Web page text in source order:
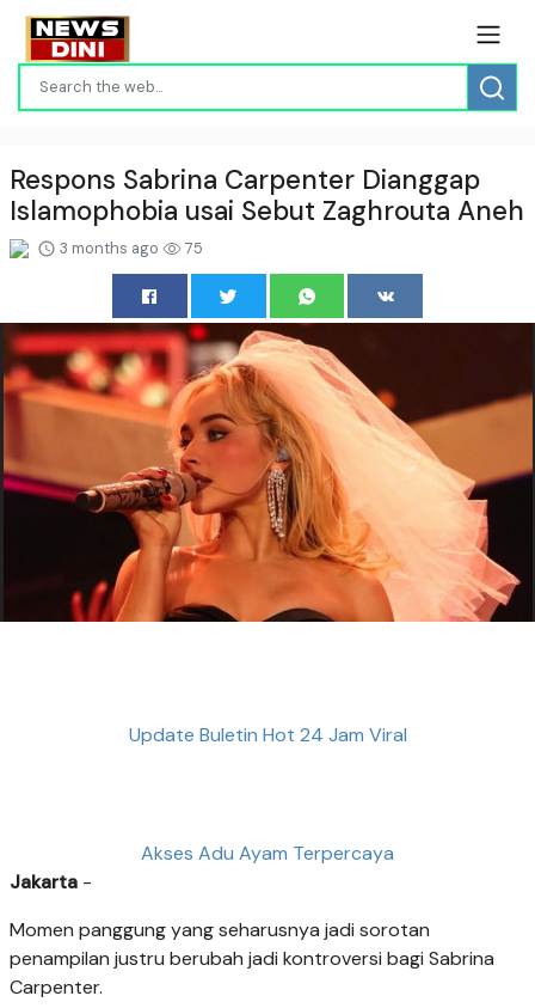
Respons Sabrina Carpenter Dianggap
Islamophobia usai Sebut Zaghrouta Aneh
3 months ago 75
Update Buletin Hot 24 Jam Viral
Akses Adu Ayam Terpercaya
Jakarta -
Momen panggung yang seharusnya jadi sorotan
penampilan justru berubah jadi kontroversi bagi Sabrina
Carpenter.